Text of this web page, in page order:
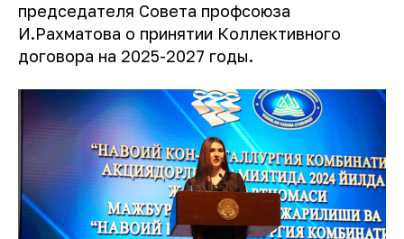
председателя Совета профсоюза
И.Рахматова о принятии Коллективного
договора на 2025-2027 годы.